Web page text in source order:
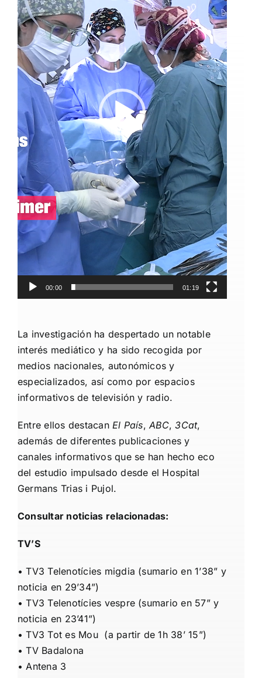
00:00 01:19
La investigación ha despertado un notable
interés mediático y ha sido recogida por
medios nacionales, autonómicos y
especializados, así como por espacios
informativos de televisión y radio.
Entre ellos destacanEl País,ABC,3Cat,
además de diferentes publicaciones y
canales informativos que se han hecho eco
del estudio impulsado desde el Hospital
Germans Trias i Pujol.
Consultar noticias relacionadas:
TV’S
• TV3 Telenotícies migdia (sumario en 1’38” y
noticia en 29’34”)
• TV3 Telenotícies vespre (sumario en 57” y
noticia en 23’41”)
• TV3 Tot es Mou (a partir de 1h 38’ 15”)
• TV Badalona
• Antena 3